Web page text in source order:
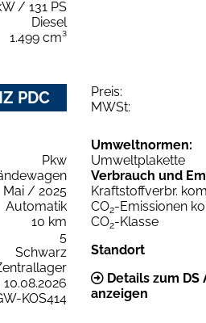
/ 131 PS
Diesel
1.499 cm³
PDC Preis:
MWSt:
Pkw
Mai / 2025
Automatik
10 km
5
Schwarz
KOS414
Umweltnormen:
Umweltplakette
Verbrauch und
Kraftstoffverbr.
CO2-Emissionen
CO2-Klasse
Standort
Details zum
anzeigen